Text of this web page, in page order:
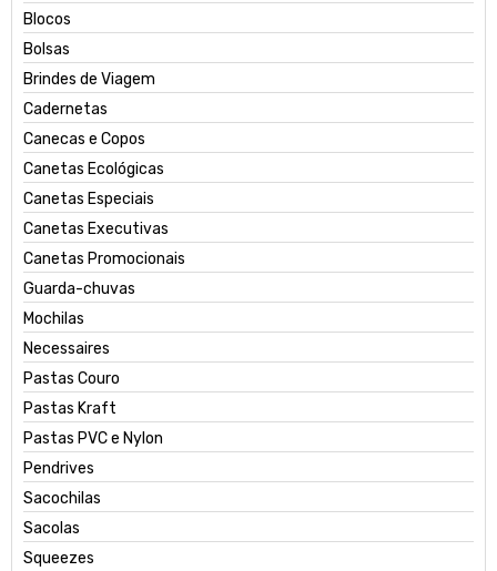
Blocos
Bolsas
Brindes de Viagem
Cadernetas
Canecas e Copos
Canetas Ecológicas
Canetas Especiais
Canetas Executivas
Canetas Promocionais
Guarda-chuvas
Mochilas
Necessaires
Pastas Couro
Pastas Kraft
Pastas PVC e Nylon
Pendrives
Sacochilas
Sacolas
Squeezes